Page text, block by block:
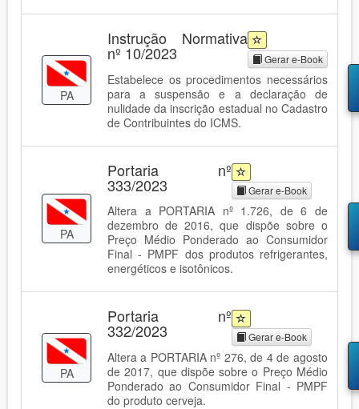
PA
Instrução Normativa
nº 10/2023 Gerar e-Book
Estabelece os procedimentos necessários
para a suspensão e a declaração de
nulidade da inscrição estadual no Cadastro
de Contribuintes do ICMS.
PA
Portaria nº
333/2023 Gerar e-Book
Altera a PORTARIA nº 1.726, de 6 de
dezembro de 2016, que dispõe sobre o
Preço Médio Ponderado ao Consumidor
Final - PMPF dos produtos refrigerantes,
energéticos e isotônicos.
PA
Portaria nº
332/2023 Gerar e-Book
Altera a PORTARIA nº 276, de 4 de agosto
de 2017, que dispõe sobre o Preço Médio
Ponderado ao Consumidor Final - PMPF
do produto cerveja.